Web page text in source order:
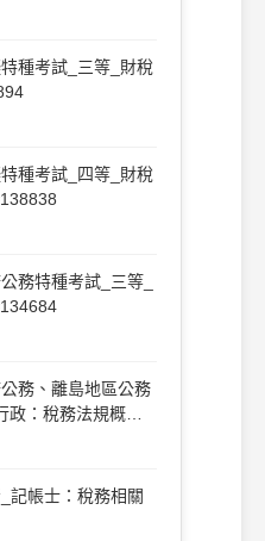
種考試_三等_財稅
種考試_四等_財稅
務特種考試_三等_
務、離島地區公務
政：稅務法規概要
記帳士：稅務相關